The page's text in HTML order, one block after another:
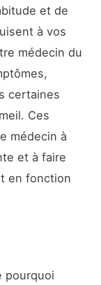
et de
à vos
médecin du
certaines
Ces
médecin à
et à faire
en fonction
pourquoi